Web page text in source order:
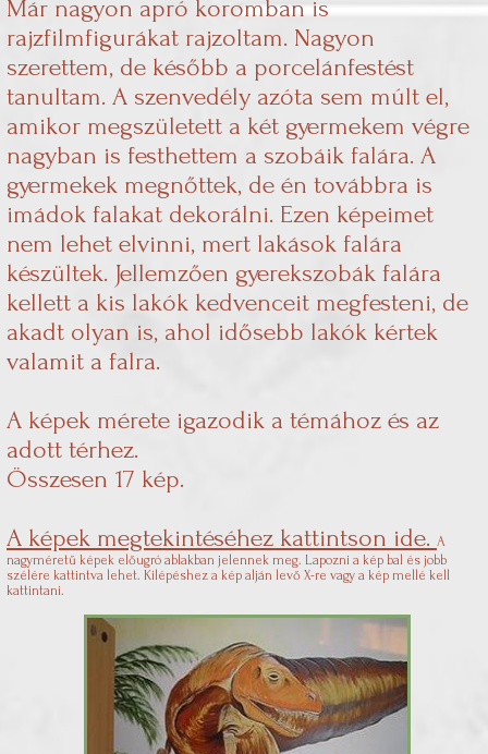
Már nagyon apró koromban is
rajzfilmfigurákat rajzoltam. Nagyon
szerettem, de később a porcelánfestést
tanultam. A szenvedély azóta sem múlt el,
amikor megszületett a két gyermekem végre
nagyban is festhettem a szobáik falára. A
gyermekek megnőttek, de én továbbra is
imádok falakat dekorálni. Ezen képeimet
nem lehet elvinni, mert lakások falára
készültek. Jellemzően gyerekszobák falára
kellett a kis lakók kedvenceit megfesteni, de
akadt olyan is, ahol idősebb lakók kértek
valamit a falra.
A képek mérete igazodik a témához és az
adott térhez.
Összesen 17 kép.
A képek megtekintéséhez kattintson ide. A
nagyméretű képek előugró ablakban jelennek meg. Lapozni a kép bal és jobb
szélére kattintva lehet. Kilépéshez a kép alján levő X-re vagy a kép mellé kell
kattintani.